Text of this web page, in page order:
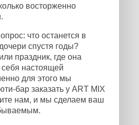
восторженно
что останется в
спустя годы?
праздник, где она
себя настоящей
для этого мы
бар заказать у ART MIX
нам, и мы сделаем ваш